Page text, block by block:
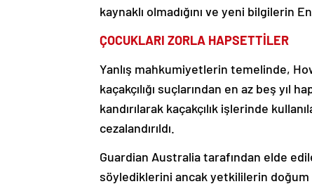
kaynaklı olmadığını ve yeni bilgilerin
ÇOCUKLARI ZORLA HAPSETTİLER
Yanlış mahkumiyetlerin temelinde,
kaçakçılığı suçlarından en az beş yıl
kandırılarak kaçakçılık işlerinde
cezalandırıldı.
Guardian Australia tarafından elde
söylediklerini ancak yetkililerin